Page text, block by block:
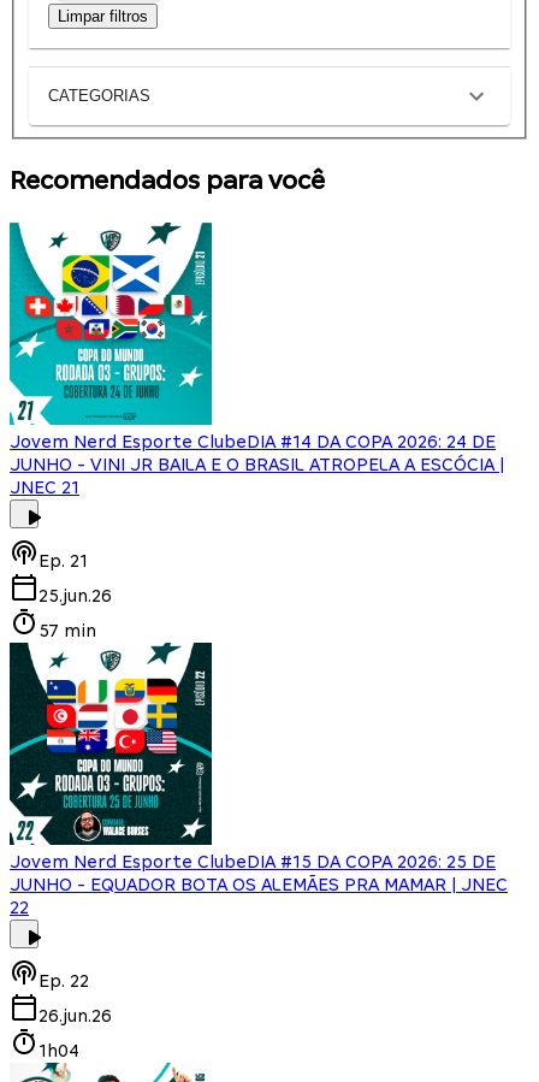
Limpar filtros
CATEGORIAS
Recomendados para você
Jovem Nerd Esporte ClubeDIA #14 DA COPA 2026: 24 DE
JUNHO - VINI JR BAILA E O BRASIL ATROPELA A ESCÓCIA |
JNEC 21
Ep. 21
25.jun.26
57 min
Jovem Nerd Esporte ClubeDIA #15 DA COPA 2026: 25 DE
JUNHO - EQUADOR BOTA OS ALEMÃES PRA MAMAR | JNEC
22
Ep. 22
26.jun.26
1h04